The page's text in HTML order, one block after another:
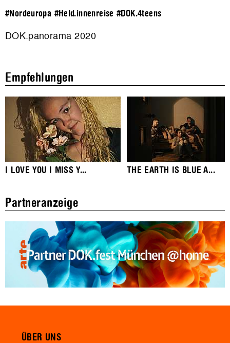
#Nordeuropa #Held.innenreise #DOK.4teens
DOK.panorama 2020
Empfehlungen
I LOVE YOU I MISS Y... THE EARTH IS BLUE A...
Partneranzeige
ÜBER UNS